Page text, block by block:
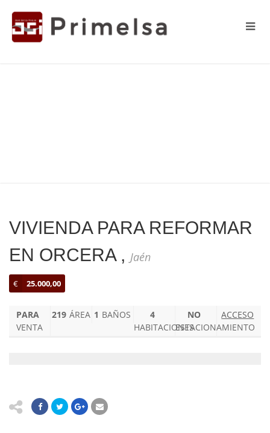
VIVIENDA PARA REFORMAR
EN ORCERA , Jaén
€ 25.000,00
PARA
VENTA
219 ÁREA 1 BAÑOS
4
HABITACIONES
NO
ESTACIONAMIENTO
ACCESO